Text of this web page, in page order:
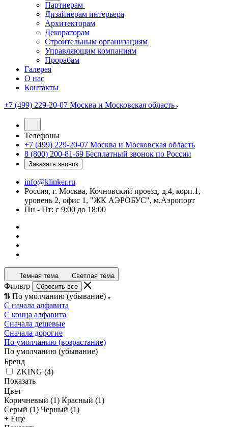
Партнерам
Дизайнерам интерьера
Архитекторам
Декораторам
Строительным организациям
Управляющим компаниям
Прорабам
Галерея
О нас
Контакты
+7 (499) 229-20-07 Москва и Московская область
Телефоны
+7 (499) 229-20-07 Москва и Московская область
8 (800) 200-81-69 Бесплатный звонок по России
Заказать звонок
info@klinker.ru
Россия, г. Москва, Кочновский проезд, д.4, корп.1,
уровень 2, офис 1, "ЖК АЭРОБУС", м.Аэропорт
Пн - Пт: с 9:00 до 18:00
Темная тема Светлая тема
Фильтр Сбросить все
По умолчанию (убывание)
С начала алфавита
С конца алфавита
Сначала дешевые
Сначала дорогие
По умолчанию (возрастание)
По умолчанию (убывание)
Бренд
ZKING (4)
Показать
Цвет
Коричневый (1) Красный (1)
Серый (1) Черный (1)
+ Еще